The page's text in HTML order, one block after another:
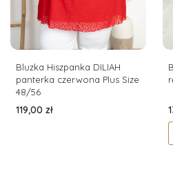
Bluzka Hiszpanka DILIAH
panterka czerwona Plus Size
48/56
Cena
119,00 zł